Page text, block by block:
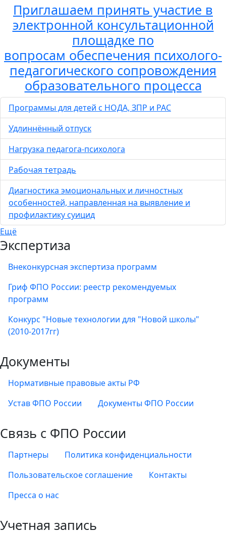
Приглашаем принять участие в
электронной консультационной
площадке по
вопросам обеспечения психолого-
педагогического сопровождения
образовательного процесса
Программы для детей с НОДА, ЗПР и РАС
Удлиннённый отпуск
Нагрузка педагога-психолога
Рабочая тетрадь
Диагностика эмоциональных и личностных
особенностей, направленная на выявление и
профилактику суицид
Ещё
Экспертиза
Внеконкурсная экспертиза программ
Гриф ФПО России: реестр рекомендуемых
программ
Конкурс "Новые технологии для "Новой школы"
(2010-2017гг)
Документы
Нормативные правовые акты РФ
Устав ФПО России
Документы ФПО России
Связь с ФПО России
Партнеры
Политика конфиденциальности
Пользовательское соглашение
Контакты
Пресса о нас
Учетная запись